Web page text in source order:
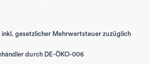
inkl. gesetzlicher Mehrwertsteuer zuzüglich
durch DE-ÖKO-006